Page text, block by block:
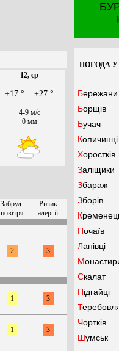
12, ср
+17 ° .. +27 °
4-9 м/с
0 мм
Забруд.
повітря
Ризик
алергії
2 3
1 3
1 3
ПОГОДА У
Бережани
Борщів
Бучач
Копичинці
Хоростків
Заліщики
Збараж
Зборів
Почаїв
Ланівці
Скалат
Підгайці
Чортків
Шумськ